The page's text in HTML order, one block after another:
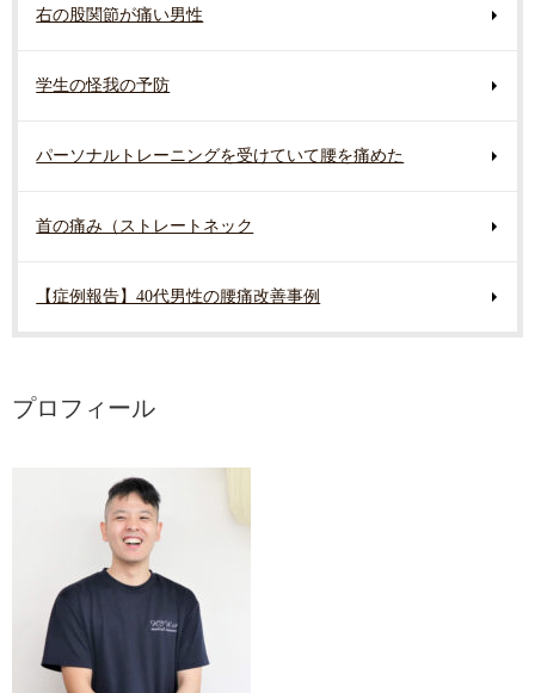
右の股関節が痛い男性
学生の怪我の予防
パーソナルトレーニングを受けていて腰を痛めた
首の痛み（ストレートネック
【症例報告】40代男性の腰痛改善事例
プロフィール